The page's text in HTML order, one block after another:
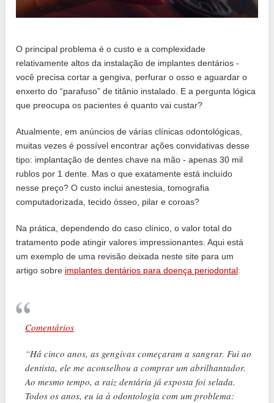
O principal problema é o custo e a complexidade
relativamente altos da instalação de implantes dentários -
você precisa cortar a gengiva, perfurar o osso e aguardar o
enxerto do “parafuso” de titânio instalado. E a pergunta lógica
que preocupa os pacientes é quanto vai custar?
Atualmente, em anúncios de várias clínicas odontológicas,
muitas vezes é possível encontrar ações convidativas desse
tipo: implantação de dentes chave na mão - apenas 30 mil
rublos por 1 dente. Mas o que exatamente está incluído
nesse preço? O custo inclui anestesia, tomografia
computadorizada, tecido ósseo, pilar e coroas?
Na prática, dependendo do caso clínico, o valor total do
tratamento pode atingir valores impressionantes. Aqui está
um exemplo de uma revisão deixada neste site para um
artigo sobre implantes dentários para doença periodontal:
Comentários
“Há cinco anos, as gengivas começaram a sangrar. Fui ao
dentista, ele me aconselhou a comprar um abrilhantador.
Ao mesmo tempo, a raiz dentária já exposta foi selada.
Todos os anos, eu ia à odontologia com um problema: